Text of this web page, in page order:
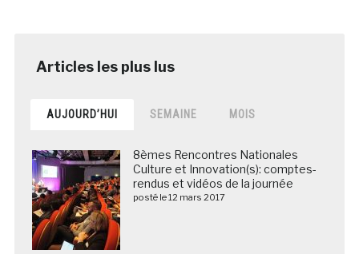
AUJOURD’HUI SEMAINE MOIS
8èmes Rencontres Nationales
Culture et Innovation(s): comptes-
rendus et vidéos de la journée
posté le 12 mars 2017